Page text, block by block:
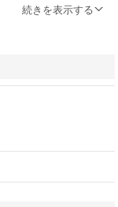
続きを表示する